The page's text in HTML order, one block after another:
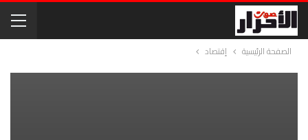
الصفحة الرئيسية إقتصاد